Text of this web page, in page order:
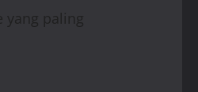
yang paling